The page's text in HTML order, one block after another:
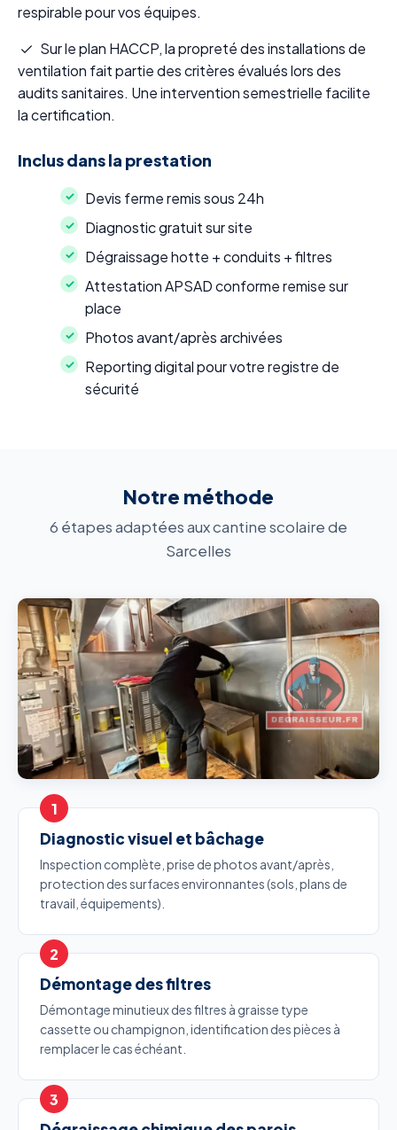
respirable pour vos équipes.
Sur le plan HACCP, la propreté des installations de
ventilation fait partie des critères évalués lors des
audits sanitaires. Une intervention semestrielle facilite
la certification.
Inclus dans la prestation
Devis ferme remis sous 24h
Diagnostic gratuit sur site
Dégraissage hotte + conduits + filtres
Attestation APSAD conforme remise sur
place
Photos avant/après archivées
Reporting digital pour votre registre de
sécurité
Notre méthode
6 étapes adaptées aux cantine scolaire de
Sarcelles
Diagnostic visuel et bâchage
Inspection complète, prise de photos avant/après,
protection des surfaces environnantes (sols, plans de
travail, équipements).
Démontage des filtres
Démontage minutieux des filtres à graisse type
cassette ou champignon, identification des pièces à
remplacer le cas échéant.